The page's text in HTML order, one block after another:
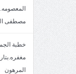
مصطفى
خطبة
المرهون